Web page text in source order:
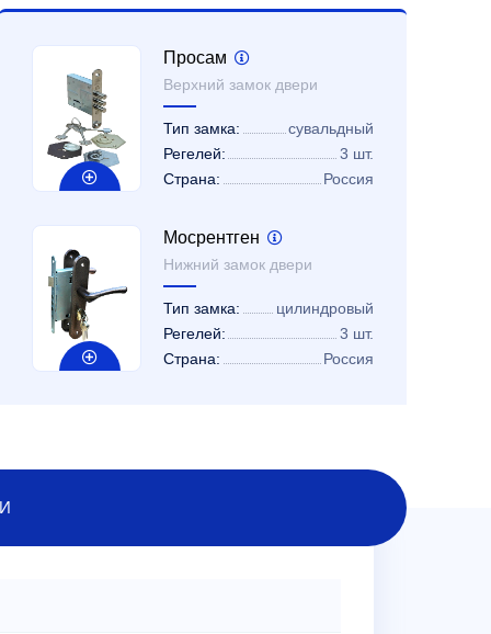
Просам
Верхний замок двери
Тип замка:
сувальдный
Регелей:
3 шт.
Страна:
Россия
Мосрентген
Нижний замок двери
Тип замка:
цилиндровый
Регелей:
3 шт.
Страна:
Россия